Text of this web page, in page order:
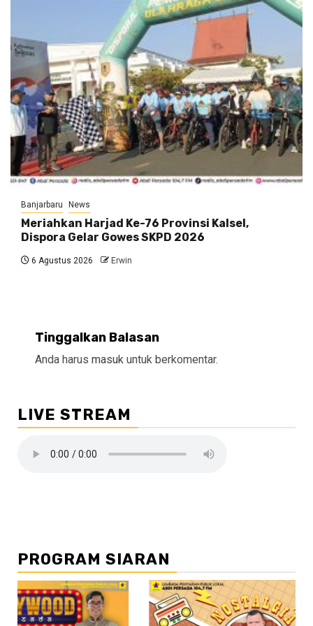
Banjarbaru News
Meriahkan Harjad Ke-76 Provinsi Kalsel,
Dispora Gelar Gowes SKPD 2026
6 Agustus 2026 Erwin
Tinggalkan Balasan
Anda harus masuk untuk berkomentar.
LIVE STREAM
PROGRAM SIARAN